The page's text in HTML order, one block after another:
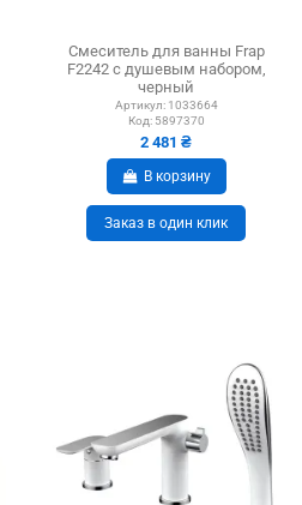
Смеситель для ванны Frap
F2242 с душевым набором,
черный
Артикул: 1033664
Код: 5897370
2 481 ₴
В корзину
Заказ в один клик